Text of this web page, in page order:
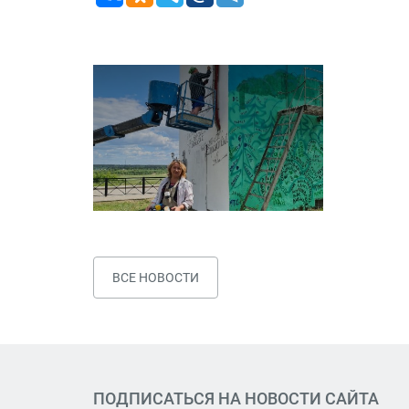
ВСЕ НОВОСТИ
ПОДПИСАТЬСЯ НА НОВОСТИ САЙТА